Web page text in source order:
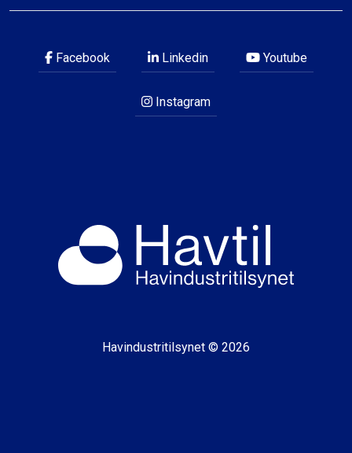
Facebook Linkedin Youtube
Instagram
Havindustritilsynet © 2026